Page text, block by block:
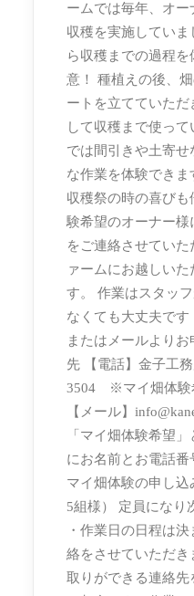
ームでは毎年、オー
収穫を実施してい
ら収穫までの過程
意！ 種植えの後、
ートを立てていただ
して収穫まで使っ
では間引きや土寄
な作業を体験できま
収穫祭の時の喜び
験希望のオーナー
をご連絡させてい
ァームにお越しい
す。 作業はスタッ
なくても大丈夫で
またはメールより
先 【電話】金子工
3504 ※マイ畑体験
【メール】
「マイ畑体験希望
にお名前とお電話番
マイ畑体験の申し
5組様） 定員になり
・作業日の日程は
絡をさせていただき
取りができる連絡先